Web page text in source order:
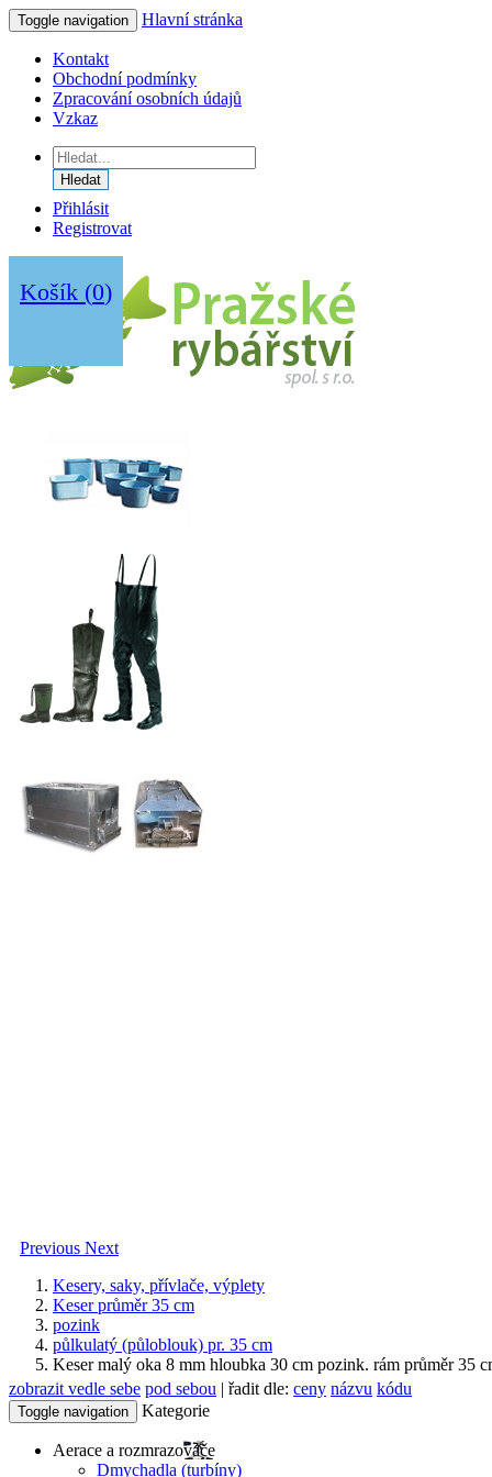
Toggle navigation Hlavní stránka
Kontakt
Obchodní podmínky
Zpracování osobních údajů
Vzkaz
Hledat
Přihlásit
Registrovat
Košík (0)
Previous Next
Kesery, saky, přívlače, výplety
Keser průměr 35 cm
pozink
půlkulatý (půloblouk) pr. 35 cm
Keser malý oka 8 mm hloubka 30 cm pozink. rám průměr 35
zobrazit vedle sebe pod sebou | řadit dle: ceny názvu kódu
Toggle navigation Kategorie
Aerace a rozmrazovače
Dmychadla (turbíny)